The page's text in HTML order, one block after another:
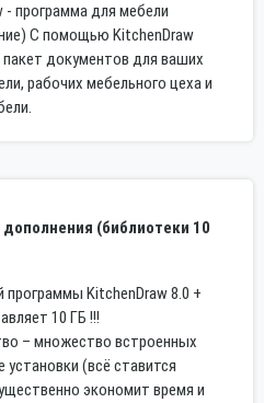
- программа для мебели
С помощью KitchenDraw
документов для ваших
рабочих мебельного цеха и
(библиотеки 10
программы KitchenDraw 8.0 +
10 ГБ !!!
– множество встроенных
установки (всё ставится
экономит время и